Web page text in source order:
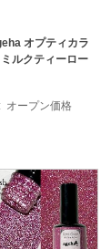
オプティカラ
ルクティーロー
オープン価格